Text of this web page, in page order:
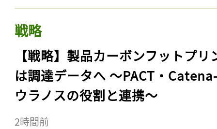
戦略
【戦略】製品カーボンフットプリ
は調達データへ 〜PACT・
ウラノスの役割と連携〜
2時間前